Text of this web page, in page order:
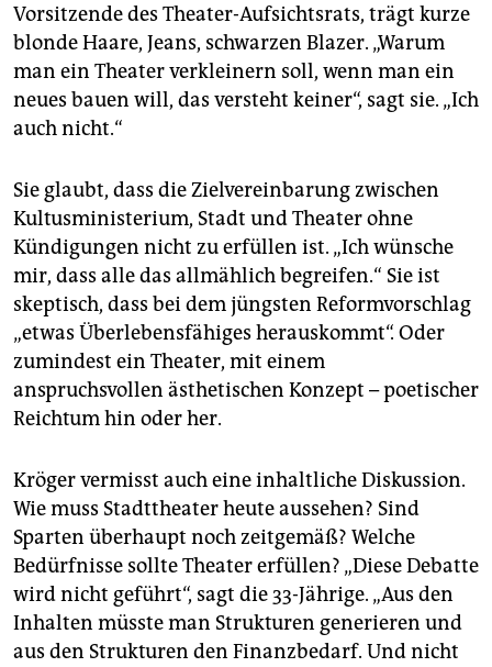
Vorsitzende des Theater-Aufsichtsrats, trägt kurze
blonde Haare, Jeans, schwarzen Blazer. „Warum
man ein Theater verkleinern soll, wenn man ein
neues bauen will, das versteht keiner“, sagt sie. „Ich
auch nicht.“
Sie glaubt, dass die Zielvereinbarung zwischen
Kultusministerium, Stadt und Theater ohne
Kündigungen nicht zu erfüllen ist. „Ich wünsche
mir, dass alle das allmählich begreifen.“ Sie ist
skeptisch, dass bei dem jüngsten Reformvorschlag
„etwas Überlebensfähiges herauskommt“. Oder
zumindest ein Theater, mit einem
anspruchsvollen ästhetischen Konzept – poetischer
Reichtum hin oder her.
Kröger vermisst auch eine inhaltliche Diskussion.
Wie muss Stadttheater heute aussehen? Sind
Sparten überhaupt noch zeitgemäß? Welche
Bedürfnisse sollte Theater erfüllen? „Diese Debatte
wird nicht geführt“, sagt die 33-Jährige. „Aus den
Inhalten müsste man Strukturen generieren und
aus den Strukturen den Finanzbedarf. Und nicht